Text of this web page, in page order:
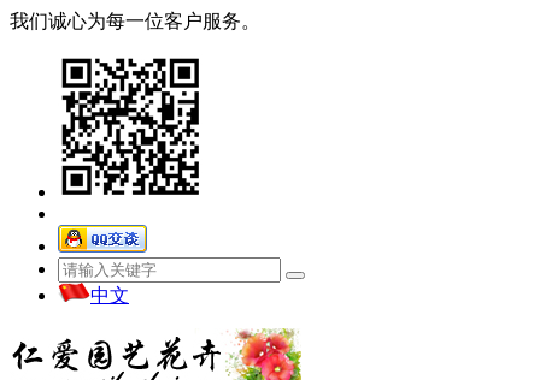
我们诚心为每一位客户服务。
中文